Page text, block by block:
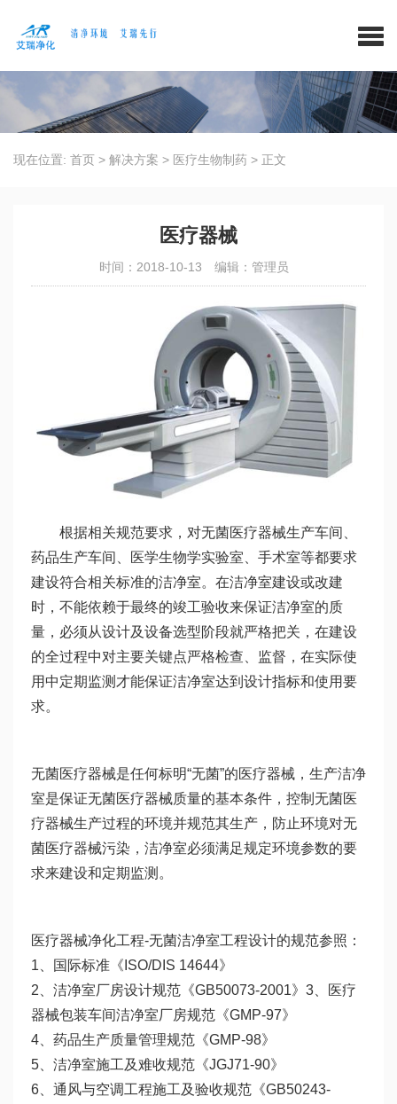
现在位置: 首页 > 解决方案 > 医疗生物制药 > 正文
医疗器械
时间：2018-10-13 编辑：管理员
根据相关规范要求，对无菌医疗器械生产车间、
药品生产车间、医学生物学实验室、手术室等都要求
建设符合相关标准的洁净室。在洁净室建设或改建
时，不能依赖于最终的竣工验收来保证洁净室的质
量，必须从设计及设备选型阶段就严格把关，在建设
的全过程中对主要关键点严格检查、监督，在实际使
用中定期监测才能保证洁净室达到设计指标和使用要
求。
无菌医疗器械是任何标明“无菌”的医疗器械，生产洁净
室是保证无菌医疗器械质量的基本条件，控制无菌医
疗器械生产过程的环境并规范其生产，防止环境对无
菌医疗器械污染，洁净室必须满足规定环境参数的要
求来建设和定期监测。
医疗器械净化工程-无菌洁净室工程设计的规范参照：
1、国际标准《ISO/DIS 14644》
2、洁净室厂房设计规范《GB50073-2001》3、医疗
器械包装车间洁净室厂房规范《GMP-97》
4、药品生产质量管理规范《GMP-98》
5、洁净室施工及难收规范《JGJ71-90》
6、通风与空调工程施工及验收规范《GB50243-